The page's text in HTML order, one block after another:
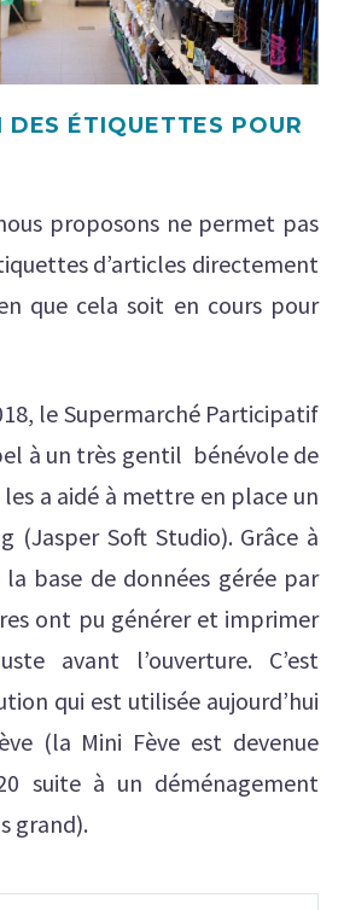
DES ÉTIQUETTES POUR
proposons ne permet pas
d’articles directement
que cela soit en cours pour
le Supermarché Participatif
à un très gentil bénévole de
les a aidé à mettre en place un
(Jasper Soft Studio). Grâce à
base de données gérée par
ont pu générer et imprimer
avant l’ouverture. C’est
qui est utilisée aujourd’hui
(la Mini Fève est devenue
suite à un déménagement
grand).